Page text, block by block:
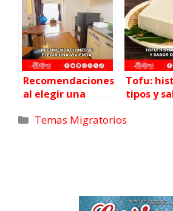
Recomendaciones
al elegir una
Tofu:
tipos y
Temas Migratorios